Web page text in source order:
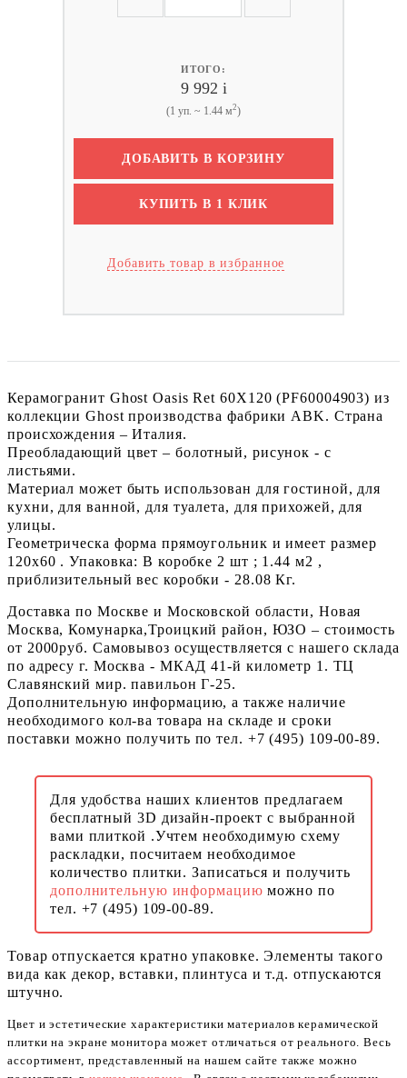
ИТОГО:
9 992 i
(1 уп. ~ 1.44 м2)
ДОБАВИТЬ В КОРЗИНУ
КУПИТЬ В 1 КЛИК
Добавить товар в избранное
Керамогранит Ghost Oasis Ret 60X120 (PF60004903) из
коллекции Ghost производства фабрики ABK. Страна
происхождения – Италия.
Преобладающий цвет – болотный, рисунок - с
листьями.
Материал может быть использован для гостиной, для
кухни, для ванной, для туалета, для прихожей, для
улицы.
Геометрическа форма прямоугольник и имеет размер
120x60 . Упаковка: В коробке 2 шт ; 1.44 м2 ,
приблизительный вес коробки - 28.08 Кг.
Доставка по Москве и Московской области, Новая
Москва, Комунарка,Троицкий район, ЮЗО – стоимость
от 2000руб. Самовывоз осуществляется с нашего склада
по адресу г. Москва - МКАД 41-й километр 1. ТЦ
Славянский мир. павильон Г-25.
Дополнительную информацию, а также наличие
необходимого кол-ва товара на складе и сроки
поставки можно получить по тел. +7 (495) 109-00-89.
Для удобства наших клиентов предлагаем
бесплатный 3D дизайн-проект с выбранной
вами плиткой .Учтем необходимую схему
раскладки, посчитаем необходимое
количество плитки. Записаться и получить
дополнительную информациюможно по
тел. +7 (495) 109-00-89.
Товар отпускается кратно упаковке. Элементы такого
вида как декор, вставки, плинтуса и т.д. отпускаются
штучно.
Цвет и эстетические характеристики материалов керамической
плитки на экране монитора может отличаться от реального. Весь
ассортимент, представленный на нашем сайте также можно